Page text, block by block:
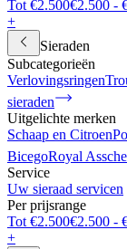
Tot €2.500€2.500 -
+
Sieraden
Subcategorieën
Verlovingsringen
sieraden
Uitgelichte merken
Schaap en Citroen
BicegoRoyal
Service
Uw sieraad servicen
Per prijsrange
Tot €2.500€2.500 -
+